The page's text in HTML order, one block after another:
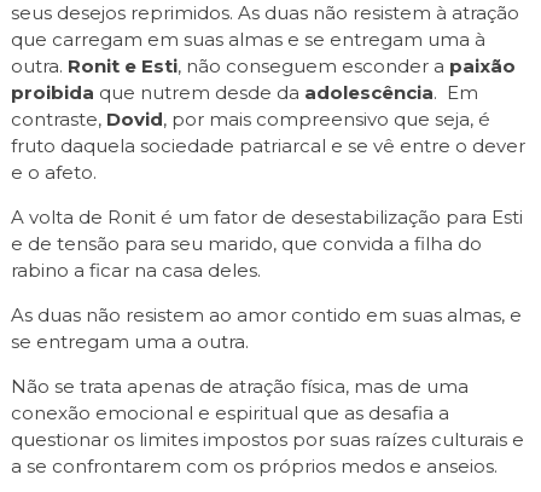
seus desejos reprimidos. As duas não resistem à atração
que carregam em suas almas e se entregam uma à
outra. Ronit e Esti, não conseguem esconder a paixão
proibida que nutrem desde da adolescência. Em
contraste, Dovid, por mais compreensivo que seja, é
fruto daquela sociedade patriarcal e se vê entre o dever
e o afeto.
A volta de Ronit é um fator de desestabilização para Esti
e de tensão para seu marido, que convida a filha do
rabino a ficar na casa deles.
As duas não resistem ao amor contido em suas almas, e
se entregam uma a outra.
Não se trata apenas de atração física, mas de uma
conexão emocional e espiritual que as desafia a
questionar os limites impostos por suas raízes culturais e
a se confrontarem com os próprios medos e anseios.